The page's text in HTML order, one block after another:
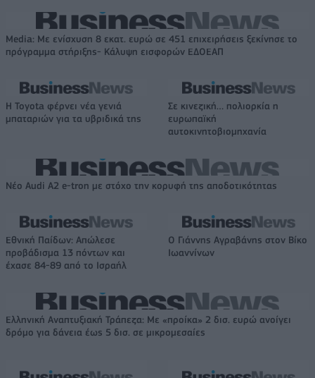
Media: Με ενίσχυση 8 εκατ. ευρώ σε 451 επιχειρήσεις ξεκίνησε το
πρόγραμμα στήριξης- Κάλυψη εισφορών ΕΔΟΕΑΠ
Η Toyota φέρνει νέα γενιά
μπαταριών για τα υβριδικά της
Σε κινεζική… πολιορκία η
ευρωπαϊκή
αυτοκινητοβιομηχανία
Νέο Audi A2 e-tron με στόχο την κορυφή της αποδοτικότητας
Εθνική Παίδων: Απώλεσε
προβάδισμα 13 πόντων και
έχασε 84-89 από το Ισραήλ
Ο Γιάννης Αγραβάνης στον Βίκο
Ιωαννίνων
Ελληνική Αναπτυξιακή Τράπεζα: Με «προίκα» 2 δισ. ευρώ ανοίγει
δρόμο για δάνεια έως 5 δισ. σε μικρομεσαίες